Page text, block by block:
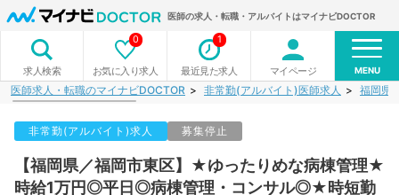
医師の求人・転職・アルバイトはマイナビDOCTOR
求人検索 お気に入り求人
0
最近見た求人
1
マイページ MENU
医師求人・転職のマイナビDOCTOR 非常勤(アルバイト)医師求人 福岡県
非常勤(アルバイト)求人 募集停止
【福岡県／福岡市東区】★ゆったりめな病棟管理★
時給1万円◎平日◎病棟管理・コンサル◎★時短勤